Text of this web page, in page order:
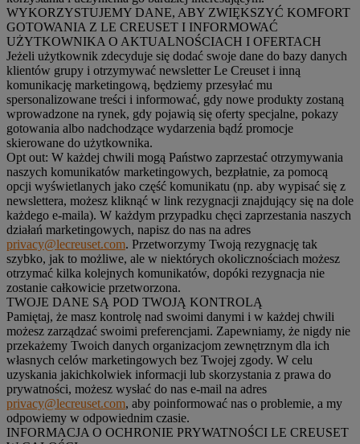
WYKORZYSTUJEMY DANE, ABY ZWIĘKSZYĆ KOMFORT
GOTOWANIA Z LE CREUSET I INFORMOWAĆ
UŻYTKOWNIKA O AKTUALNOŚCIACH I OFERTACH
Jeżeli użytkownik zdecyduje się dodać swoje dane do bazy danych
klientów grupy i otrzymywać newsletter Le Creuset i inną
komunikację marketingową, będziemy przesyłać mu
spersonalizowane treści i informować, gdy nowe produkty zostaną
wprowadzone na rynek, gdy pojawią się oferty specjalne, pokazy
gotowania albo nadchodzące wydarzenia bądź promocje
skierowane do użytkownika.
Opt out: W każdej chwili mogą Państwo zaprzestać otrzymywania
naszych komunikatów marketingowych, bezpłatnie, za pomocą
opcji wyświetlanych jako część komunikatu (np. aby wypisać się z
newslettera, możesz kliknąć w link rezygnacji znajdujący się na dole
każdego e-maila). W każdym przypadku chęci zaprzestania naszych
działań marketingowych, napisz do nas na adres
privacy@lecreuset.com. Przetworzymy Twoją rezygnację tak
szybko, jak to możliwe, ale w niektórych okolicznościach możesz
otrzymać kilka kolejnych komunikatów, dopóki rezygnacja nie
zostanie całkowicie przetworzona.
TWOJE DANE SĄ POD TWOJĄ KONTROLĄ
Pamiętaj, że masz kontrolę nad swoimi danymi i w każdej chwili
możesz zarządzać swoimi preferencjami. Zapewniamy, że nigdy nie
przekażemy Twoich danych organizacjom zewnętrznym dla ich
własnych celów marketingowych bez Twojej zgody. W celu
uzyskania jakichkolwiek informacji lub skorzystania z prawa do
prywatności, możesz wysłać do nas e-mail na adres
privacy@lecreuset.com, aby poinformować nas o problemie, a my
odpowiemy w odpowiednim czasie.
INFORMACJA O OCHRONIE PRYWATNOŚCI LE CREUSET